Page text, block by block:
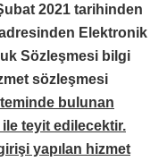
2021 tarihinden
Elektronik
Sözleşmesi bilgi
sözleşmesi
bulunan
teyit edilecektir.
yapılan hizmet